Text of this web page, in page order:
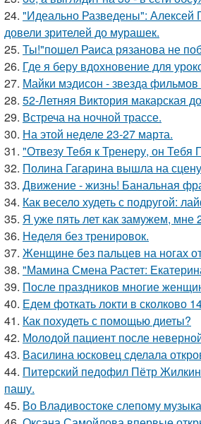
24. "Идеально Разведены": Алексей
довели зрителей до мурашек.
25. Ты!"пошел Раиса рязанова не
26. Где я беру вдохновение для
27. Майки мэдисон - звезда
28. 52-Летняя Виктория макарская
29. Встреча на ночной трассе.
30. На этой неделе 23-27 марта.
31. "Отвезу Тебя к Тренеру, он Тебя
32. Полина Гагарина вышла на
33. Движение - жизнь! Банальная
34. Как весело худеть с подругой:
35. Я уже пять лет как замужем, мне
36. Неделя без тренировок.
37. Женщине без пальцев на ногах
38. "Мамина Смена Растет:
39. После праздников многие
40. Едем фоткать локти в сколково
41. Как похудеть с помощью диеты?
42. Молодой пациент после
43. Василина юсковец сделала
44. Питерский педофил Пётр Жилкин
пашу.
45. Во Владивостоке слепому